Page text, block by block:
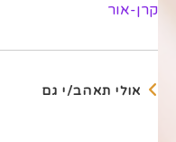
קרן-אור
אולי תאהב/י גם